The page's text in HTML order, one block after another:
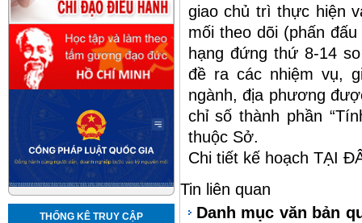
THỐNG KÊ TRUY CẬP
giao chủ trì thực hiện
mối theo dõi (phấn
hạng đứng thứ 8-14
đề ra các nhiệm vụ,
ngành, địa phương
chỉ số thành phần
thuộc Sở.
Chi tiết kế hoạch TẠI
Tin liên quan
Danh mục văn bản